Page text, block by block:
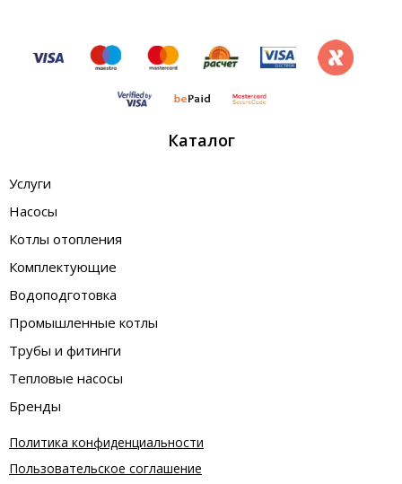
Каталог
Услуги
Насосы
Котлы отопления
Комплектующие
Водоподготовка
Промышленные котлы
Трубы и фитинги
Тепловые насосы
Бренды
Политика конфиденциальности
Пользовательское соглашение